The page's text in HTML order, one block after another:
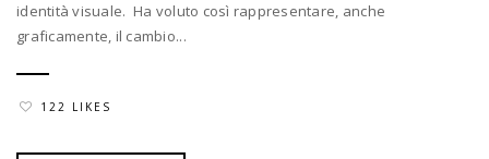
identità visuale. Ha voluto così rappresentare, anche
graficamente, il cambio...
122 LIKES